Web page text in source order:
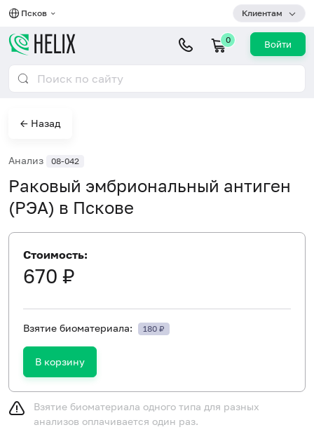
Псков Клиентам
0 Войти
← Назад
Анализ 08-042
Раковый эмбриональный антиген
(РЭА) в Пскове
Стоимость:
670 ₽
Взятие биоматериала: 180 ₽
В корзину
Взятие биоматериала одного типа для разных
анализов оплачивается один раз.